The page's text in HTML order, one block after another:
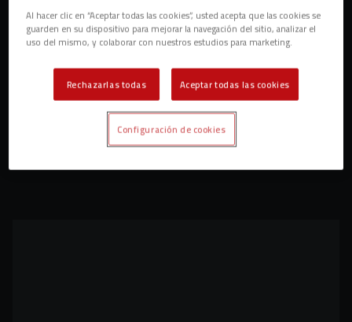
Al hacer clic en “Aceptar todas las cookies”, usted acepta que las cookies se
guarden en su dispositivo para mejorar la navegación del sitio, analizar el
uso del mismo, y colaborar con nuestros estudios para marketing.
Rechazarlas todas Aceptar todas las cookies
Configuración de cookies